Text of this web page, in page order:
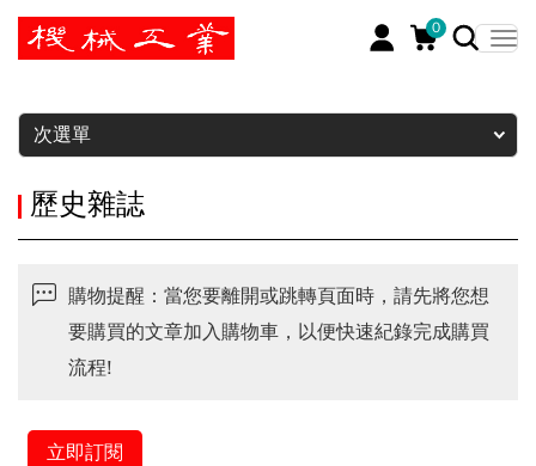
0
暫停
次選單
歷史雜誌
購物提醒：當您要離開或跳轉頁面時，請先將您想
要購買的文章加入購物車，以便快速紀錄完成購買
流程!
立即訂閱